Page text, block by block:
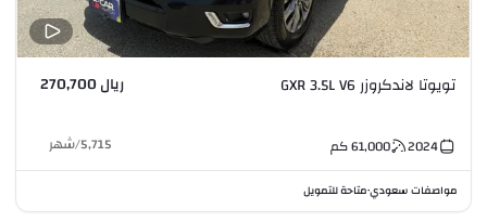
تويوتا لاندكروزر GXR 3.5L V6 ريال 270,700
2024
61,000كم 5,715
/شهر
مواصفات سعودي•متاحة للتمويل